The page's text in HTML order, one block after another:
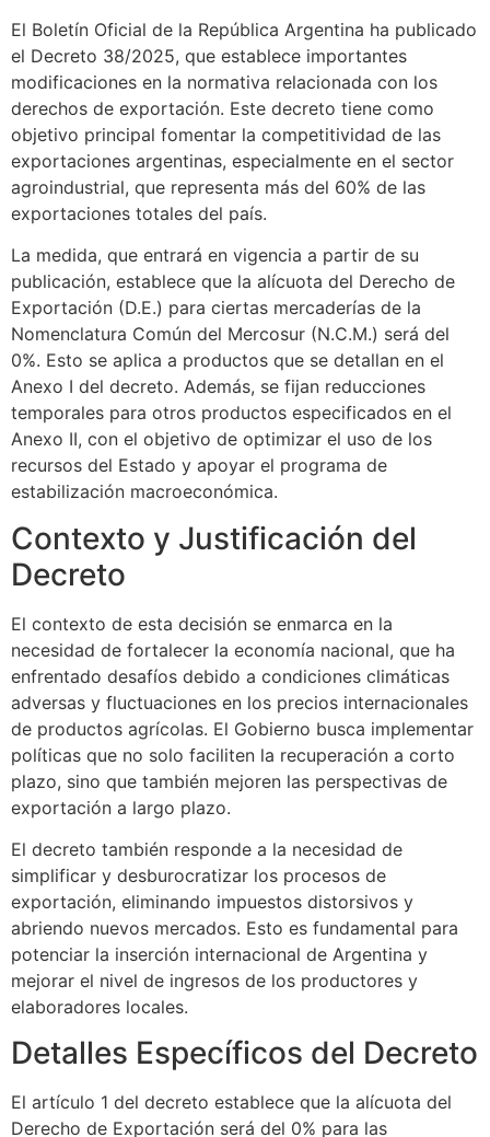
El Boletín Oficial de la República Argentina ha publicado
el Decreto 38/2025, que establece importantes
modificaciones en la normativa relacionada con los
derechos de exportación. Este decreto tiene como
objetivo principal fomentar la competitividad de las
exportaciones argentinas, especialmente en el sector
agroindustrial, que representa más del 60% de las
exportaciones totales del país.
La medida, que entrará en vigencia a partir de su
publicación, establece que la alícuota del Derecho de
Exportación (D.E.) para ciertas mercaderías de la
Nomenclatura Común del Mercosur (N.C.M.) será del
0%. Esto se aplica a productos que se detallan en el
Anexo I del decreto. Además, se fijan reducciones
temporales para otros productos especificados en el
Anexo II, con el objetivo de optimizar el uso de los
recursos del Estado y apoyar el programa de
estabilización macroeconómica.
Contexto y Justificación del
Decreto
El contexto de esta decisión se enmarca en la
necesidad de fortalecer la economía nacional, que ha
enfrentado desafíos debido a condiciones climáticas
adversas y fluctuaciones en los precios internacionales
de productos agrícolas. El Gobierno busca implementar
políticas que no solo faciliten la recuperación a corto
plazo, sino que también mejoren las perspectivas de
exportación a largo plazo.
El decreto también responde a la necesidad de
simplificar y desburocratizar los procesos de
exportación, eliminando impuestos distorsivos y
abriendo nuevos mercados. Esto es fundamental para
potenciar la inserción internacional de Argentina y
mejorar el nivel de ingresos de los productores y
elaboradores locales.
Detalles Específicos del Decreto
El artículo 1 del decreto establece que la alícuota del
Derecho de Exportación será del 0% para las